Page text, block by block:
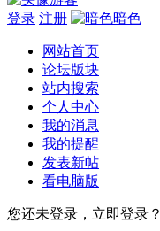
登录 注册 暗色
网站首页
论坛版块
站内搜索
个人中心
我的消息
我的提醒
发表新帖
看电脑版
您还未登录，立即登录？